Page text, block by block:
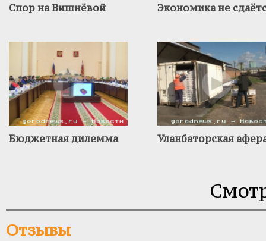
Спор на Вишнёвой Экономика не
Бюджетная дилемма Уланбаторская
Отзывы